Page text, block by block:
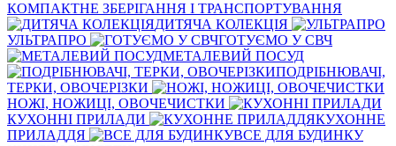
КОМПАКТНЕ ЗБЕРІГАННЯ І ТРАНСПОРТУВАННЯ
ДИТЯЧА КОЛЕКЦІЯ
УЛЬТРАПРО
ГОТУЄМО У СВЧ
МЕТАЛЕВИЙ ПОСУД
ПОДРІБНЮВАЧІ,
ТЕРКИ, ОВОЧЕРІЗКИ
НОЖІ, НОЖИЦІ, ОВОЧЕЧИСТКИ
КУХОННІ ПРИЛАДИ
КУХОННЕ
ПРИЛАДДЯ
ВСЕ ДЛЯ БУДИНКУ